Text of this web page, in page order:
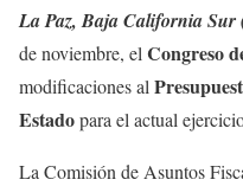
La Paz, Baja California Sur
de noviembre, el Congreso
modificaciones al
Estadopara el actual
La Comisión de Asuntos